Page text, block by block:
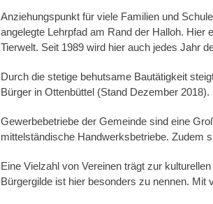
Anziehungspunkt für viele Familien und
angelegte Lehrpfad am Rand der Halloh. Hier
Tierwelt. Seit 1989 wird hier auch jedes Jahr
Durch die stetige behutsame Bautätigkeit
Bürger in Ottenbüttel (Stand Dezember 2018).
Gewerbebetriebe der Gemeinde sind eine
mittelständische Handwerksbetriebe. Zudem
Eine Vielzahl von Vereinen trägt zur
Bürgergilde ist hier besonders zu nennen. Mit